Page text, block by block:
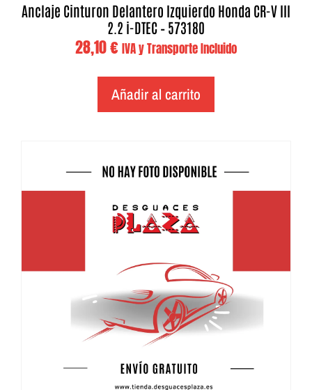
Anclaje Cinturon Delantero Izquierdo Honda CR-V III
2.2 i-DTEC – 573180
28,10€ IVA y Transporte Incluido
Añadir al carrito